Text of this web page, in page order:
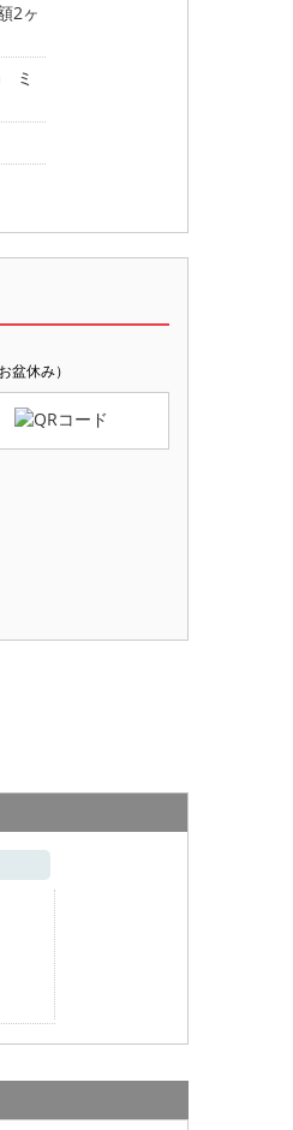
2ヶ
ミ
盆休み）